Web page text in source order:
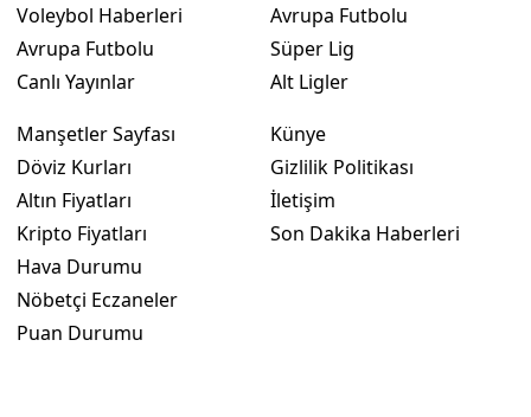
Voleybol Haberleri
Avrupa Futbolu
Canlı Yayınlar
Avrupa Futbolu
Süper Lig
Alt Ligler
Manşetler Sayfası
Döviz Kurları
Altın Fiyatları
Kripto Fiyatları
Hava Durumu
Nöbetçi Eczaneler
Puan Durumu
Künye
Gizlilik Politikası
İletişim
Son Dakika Haberleri